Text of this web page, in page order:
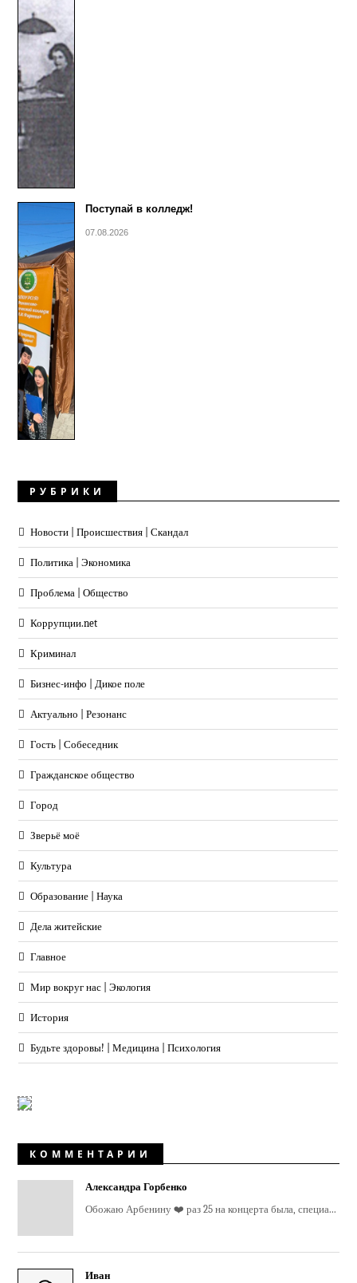
Поступай в колледж!
07.08.2026
РУБРИКИ
Новости | Происшествия | Скандал
Политика | Экономика
Проблема | Общество
Коррупции.net
Криминал
Бизнес-инфо | Дикое поле
Актуально | Резонанс
Гость | Собеседник
Гражданское общество
Город
Зверьё моё
Культура
Образование | Наука
Дела житейские
Главное
Мир вокруг нас | Экология
История
Будьте здоровы! | Медицина | Психология
КОММЕНТАРИИ
Александра Горбенко
Обожаю Арбенину ❤️ раз 25 на концерта была, специа...
Иван